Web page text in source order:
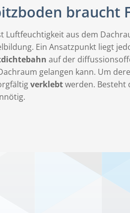
braucht
Luftfeuchtigkeit aus dem
Ein Ansatzpunkt liegt
auf der
gelangen kann. Um
verklebtwerden. Besteht